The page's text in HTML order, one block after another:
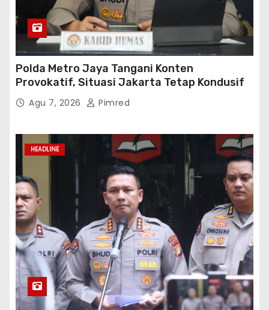
Polda Metro Jaya Tangani Konten
Provokatif, Situasi Jakarta Tetap Kondusif
Agu 7, 2026 Pimred
HEADLINE